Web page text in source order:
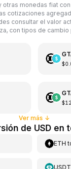
otras monedas fiat
cotizaciones
consultar el valor
con tipos de cambio
Ver más ↓
de USD en
ETH
USDT